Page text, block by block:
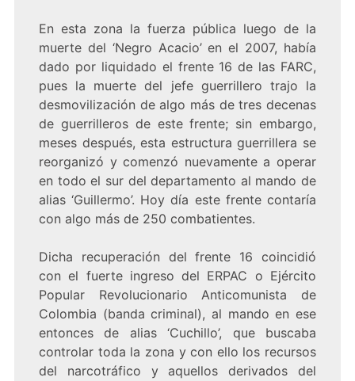
En esta zona la fuerza pública luego de la
muerte del ‘Negro Acacio’ en el 2007, había
dado por liquidado el frente 16 de las FARC,
pues la muerte del jefe guerrillero trajo la
desmovilización de algo más de tres decenas
de guerrilleros de este frente; sin embargo,
meses después, esta estructura guerrillera se
reorganizó y comenzó nuevamente a operar
en todo el sur del departamento al mando de
alias ‘Guillermo’. Hoy día este frente contaría
con algo más de 250 combatientes.
Dicha recuperación del frente 16 coincidió
con el fuerte ingreso del ERPAC o Ejército
Popular Revolucionario Anticomunista de
Colombia (banda criminal), al mando en ese
entonces de alias ‘Cuchillo’, que buscaba
controlar toda la zona y con ello los recursos
del narcotráfico y aquellos derivados del